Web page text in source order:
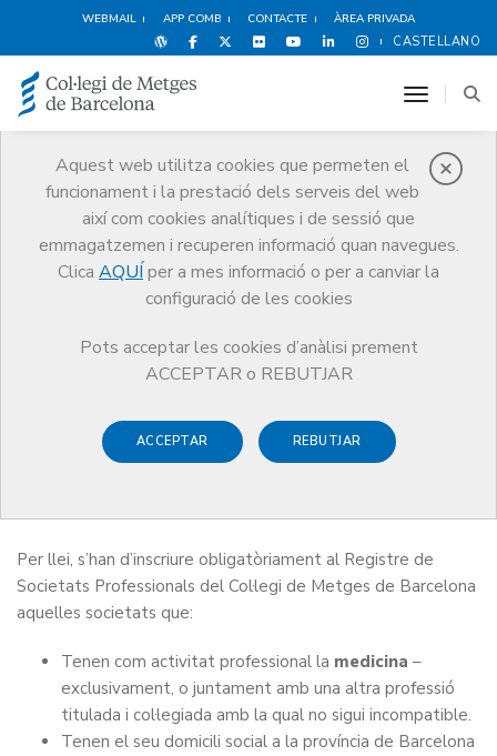
WEBMAIL APP COMB CONTACTE ÀREA PRIVADA
CASTELLANO
Aquest web utilitza cookies que permeten el
funcionament i la prestació dels serveis del web
així com cookies analítiques i de sessió que
emmagatzemen i recuperen informació quan navegues.
Clica AQUÍ per a mes informació o per a canviar la
configuració de les cookies
Pots acceptar les cookies d’anàlisi prement
ACCEPTAR o REBUTJAR
ACCEPTAR REBUTJAR
toggle
Medicina Privada
Orientació Professional
Medicina Privada
Societats Professionals
Una Societat Professional (SP) és aquella que té per
Per llei, s’han d’inscriure obligatòriament al Registre de
Societats Professionals del Col·legi de Metges de Barcelona
aquelles societats que:
Tenen com activitat professional la medicina –
exclusivament, o juntament amb una altra professió
titulada i col·legiada amb la qual no sigui incompatible.
Tenen el seu domicili social a la província de Barcelona